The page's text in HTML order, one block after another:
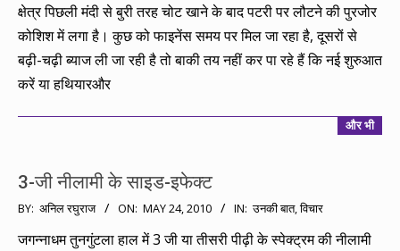
क्षेत्र पिछली मंदी से बुरी तरह चोट खाने के बाद पटरी पर लौटने की पुरजोर
कोशिश में लगा है। कुछ को फाइनेंस समय पर मिल जा रहा है, दूसरों से
बढ़ी-चढ़ी ब्याज ली जा रही है तो बाकी तय नहीं कर पा रहे हैं कि नई शुरुआत
करें या हथियारऔर
और भी
3-जी नीलामी के साइड-इफेक्ट
2010-
BY: अनिल रघुराज ON: MAY 24, 2010 IN: उनकी बात,विचार
जगन्नाधम तुनगुंटला हाल में 3 जी या तीसरी पीढ़ी के स्पेक्ट्रम की नीलामी